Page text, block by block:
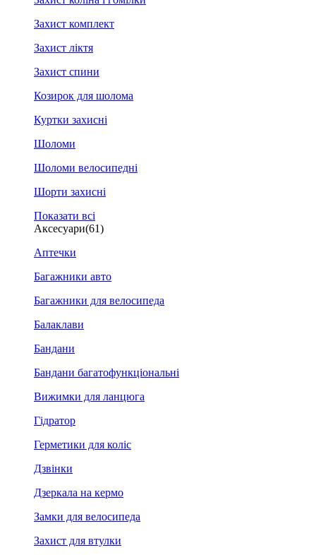
Захист комплект
Захист ліктя
Захист спини
Козирок для шолома
Куртки захисні
Шоломи
Шоломи велосипедні
Шорти захисні
Показати всі
Аксесуари(61)
Аптечки
Багажники авто
Багажники для велосипеда
Балаклави
Бандани
Бандани багатофункціональні
Вижимки для ланцюга
Гідратор
Герметики для коліс
Дзвінки
Дзеркала на кермо
Замки для велосипеда
Захист для втулки